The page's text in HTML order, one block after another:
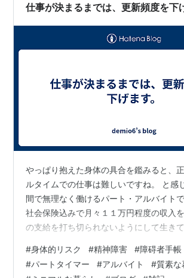
仕事が決まるまでは、更新頻度を下
やっぱり抱えた身体の具合を鑑みると、
ルタイムでの仕事は難しいですね。 と感
間で無理なく働けるパート・アルバイトで
社会保険込みで月々１１万円程度の収入
の支給を打ち切られないようにして生き
いですね。 ・・・と私は感じています。
仕事が決まるまでの間は、遺憾ながらブロ
#身体的リスク #精神障害 #障碍者手帳
#パートタイマー #アルバイト #質素な